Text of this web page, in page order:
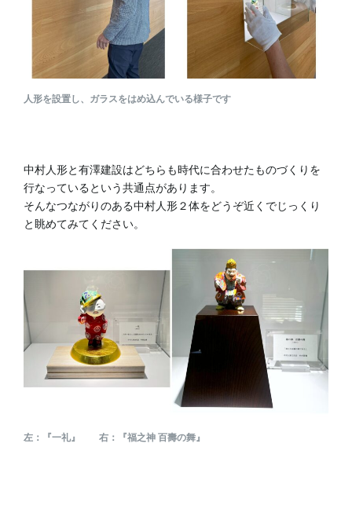
人形を設置し、ガラスをはめ込んでいる様子です
中村人形と有澤建設はどちらも時代に合わせたものづくりを
行なっているという共通点があります。
そんなつながりのある中村人形２体をどうぞ近くでじっくり
と眺めてみてください。
左：『一礼』 右：『福之神 百壽の舞』